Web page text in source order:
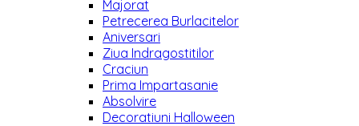
Majorat
Petrecerea Burlacitelor
Aniversari
Ziua Indragostitilor
Craciun
Prima Impartasanie
Absolvire
Decoratiuni Halloween